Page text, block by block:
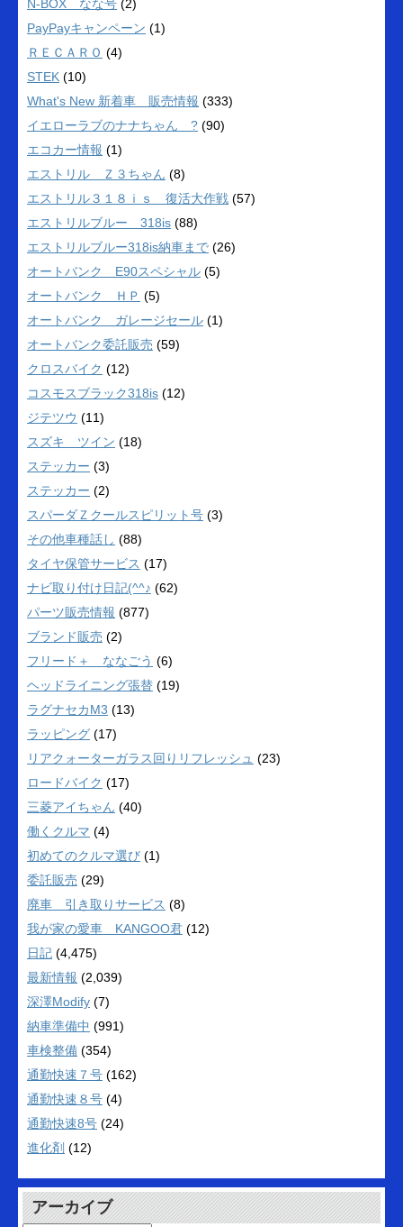
N-BOX なな号 (2)
PayPayキャンペーン (1)
ＲＥＣＡＲＯ (4)
STEK (10)
What's New 新着車 販売情報 (333)
イエローラブのナナちゃん ? (90)
エコカー情報 (1)
エストリル Ｚ３ちゃん (8)
エストリル３１８ｉｓ 復活大作戦 (57)
エストリルブルー 318is (88)
エストリルブルー318is納車まで (26)
オートバンク E90スペシャル (5)
オートバンク ＨＰ (5)
オートバンク ガレージセール (1)
オートバンク委託販売 (59)
クロスバイク (12)
コスモスブラック318is (12)
ジテツウ (11)
スズキ ツイン (18)
ステッカー (3)
ステッカー (2)
スパーダＺクールスピリット号 (3)
その他車種話し (88)
タイヤ保管サービス (17)
ナビ取り付け日記(^^♪ (62)
パーツ販売情報 (877)
ブランド販売 (2)
フリード＋ ななごう (6)
ヘッドライニング張替 (19)
ラグナセカM3 (13)
ラッピング (17)
リアクォーターガラス回りリフレッシュ (23)
ロードバイク (17)
三菱アイちゃん (40)
働くクルマ (4)
初めてのクルマ選び (1)
委託販売 (29)
廃車 引き取りサービス (8)
我が家の愛車 KANGOO君 (12)
日記 (4,475)
最新情報 (2,039)
深澤Modify (7)
納車準備中 (991)
車検整備 (354)
通勤快速７号 (162)
通勤快速８号 (4)
通勤快速8号 (24)
進化剤 (12)
アーカイブ